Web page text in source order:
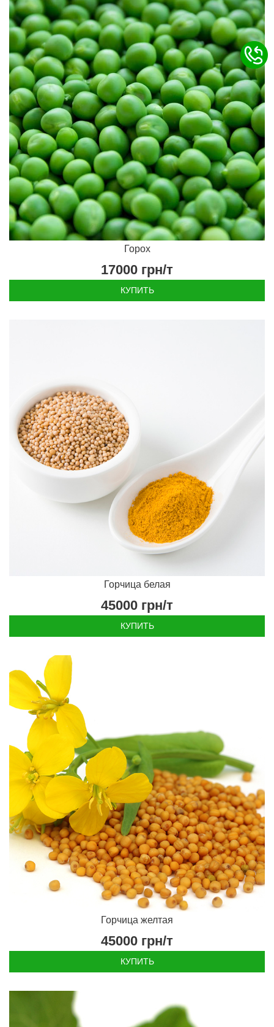
Горох
17000 грн/т
КУПИТЬ
Горчица белая
45000 грн/т
КУПИТЬ
Горчица желтая
45000 грн/т
КУПИТЬ